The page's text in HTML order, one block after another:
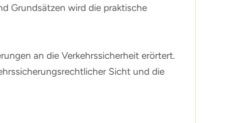
Grundsätzen wird die praktische
an die Verkehrssicherheit erörtert.
Sicht und die